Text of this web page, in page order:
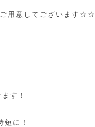
用意してございます☆☆
す！
短に！